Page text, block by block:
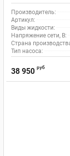
Производитель:
Артикул:
Виды жидкости:
Напряжение сети, В:
Страна
Тип насоса:
38 950 руб